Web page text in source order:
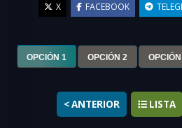
X FACEBOOK
OPCIÓN 1 OPCIÓN 2 ▶
< ANTERIOR LISTA